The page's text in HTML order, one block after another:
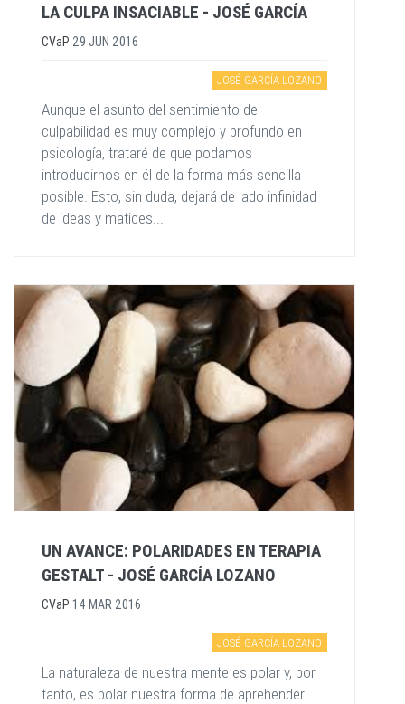
LA CULPA INSACIABLE - JOSÉ GARCÍA
CVaP 29 JUN 2016
JOSÉ GARCÍA LOZANO
Aunque el asunto del sentimiento de
culpabilidad es muy complejo y profundo en
psicología, trataré de que podamos
introducirnos en él de la forma más sencilla
posible. Esto, sin duda, dejará de lado infinidad
de ideas y matices...
UN AVANCE: POLARIDADES EN TERAPIA
GESTALT - JOSÉ GARCÍA LOZANO
CVaP 14 MAR 2016
JOSÉ GARCÍA LOZANO
La naturaleza de nuestra mente es polar y, por
tanto, es polar nuestra forma de aprehender